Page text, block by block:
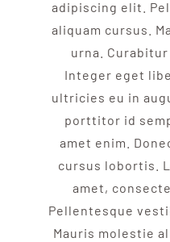
adipiscing elit.
aliquam cursus.
urna.
Integer eget
ultricies eu in
porttitor id
amet enim.
cursus lobortis.
amet,
Pellentesque
Mauris molestie